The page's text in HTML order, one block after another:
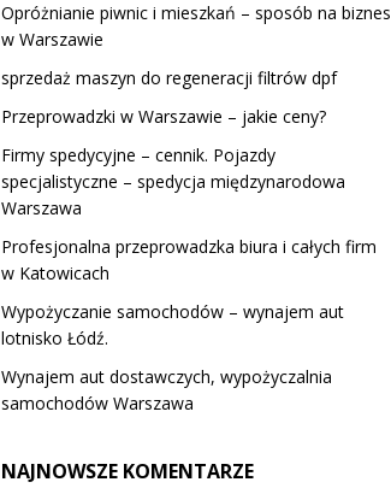
Opróżnianie piwnic i mieszkań – sposób na biznes
w Warszawie
sprzedaż maszyn do regeneracji filtrów dpf
Przeprowadzki w Warszawie – jakie ceny?
Firmy spedycyjne – cennik. Pojazdy
specjalistyczne – spedycja międzynarodowa
Warszawa
Profesjonalna przeprowadzka biura i całych firm
w Katowicach
Wypożyczanie samochodów – wynajem aut
lotnisko Łódź.
Wynajem aut dostawczych, wypożyczalnia
samochodów Warszawa
NAJNOWSZE KOMENTARZE